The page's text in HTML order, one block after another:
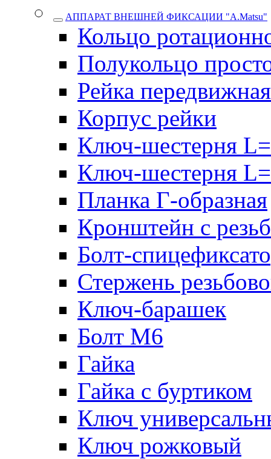
АППАРАТ ВНЕШНЕЙ ФИКСАЦИИ "A.Matsu"
Кольцо
Полукольцо
Рейка передвижная
Корпус рейки
Ключ-шестерня
Ключ-шестерня
Планка Г-образная
Кронштейн с
Болт-
Стержень
Ключ-барашек
Болт М6
Гайка
Гайка с буртиком
Ключ
Ключ рожковый